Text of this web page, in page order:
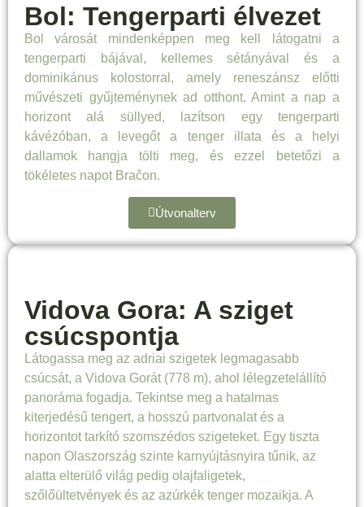
Bol: Tengerparti élvezet
Bol városát mindenképpen meg kell látogatni a
tengerparti bájával, kellemes sétányával és a
dominikánus kolostorral, amely reneszánsz előtti
művészeti gyűjteménynek ad otthont. Amint a nap a
horizont alá süllyed, lazítson egy tengerparti
kávézóban, a levegőt a tenger illata és a helyi
dallamok hangja tölti meg, és ezzel betetőzi a
tökéletes napot Bračon.
Útvonalterv
Vidova Gora: A sziget
csúcspontja
Látogassa meg az adriai szigetek legmagasabb
csúcsát, a Vidova Gorát (778 m), ahol lélegzetelállító
panoráma fogadja. Tekintse meg a hatalmas
kiterjedésű tengert, a hosszú partvonalat és a
horizontot tarkító szomszédos szigeteket. Egy tiszta
napon Olaszország szinte karnyújtásnyira tűnik, az
alatta elterülő világ pedig olajfaligetek,
szőlőültetvények és az azúrkék tenger mozaikja. A